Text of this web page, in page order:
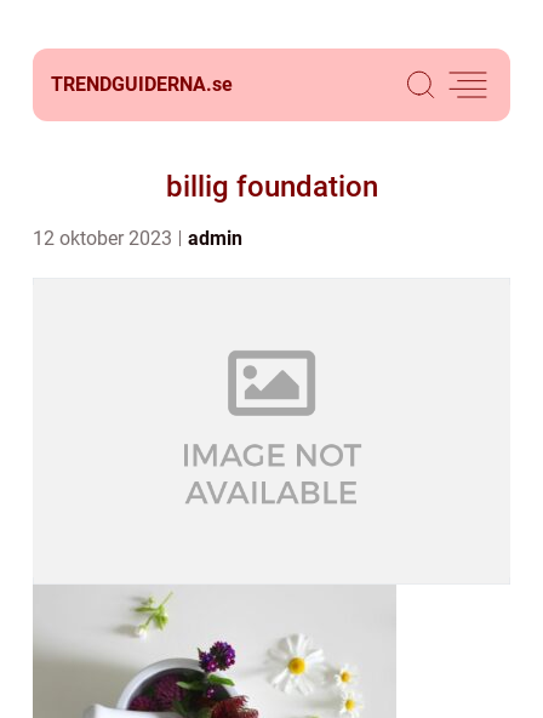
TRENDGUIDERNA.se
billig foundation
12 oktober 2023 admin